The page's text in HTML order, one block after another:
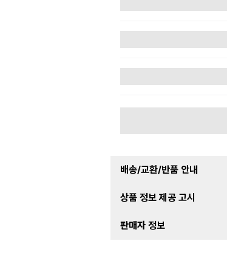
배송/교환/반품 안내
상품 정보 제공 고시
판매자 정보